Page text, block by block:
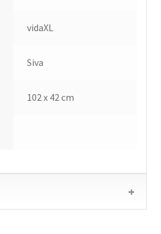
vidaXL
Siva
102 x 42 cm